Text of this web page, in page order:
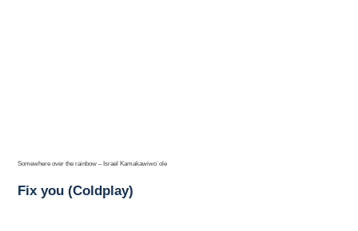
Somewhere over the rainbow – Israel Kamakawiwo´ole
Fix you (Coldplay)